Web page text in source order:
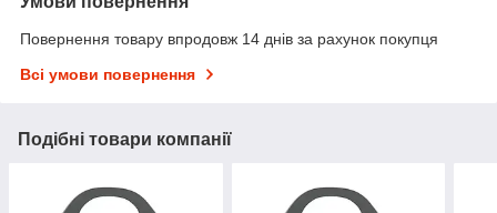
Повернення товару впродовж 14 днів за рахунок покупця
Всі умови повернення
Подібні товари компанії